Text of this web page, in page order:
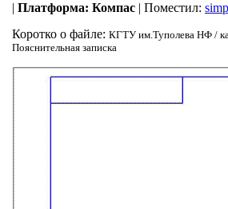
| Платформа: Компас | Поместил:
Коротко о файле: КГТУ им.Туполева НФ /
Пояснительная записка